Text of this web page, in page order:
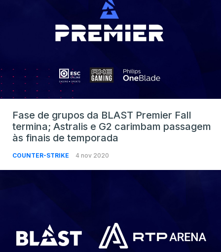
Fase de grupos da BLAST Premier Fall
termina; Astralis e G2 carimbam passagem
às finais de temporada
COUNTER-STRIKE 4 nov 2020